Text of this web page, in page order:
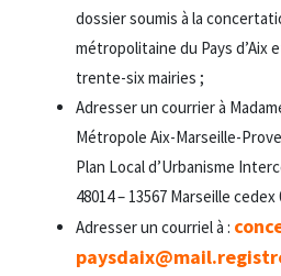
dossier soumis à la
métropolitaine du Pays d’Aix
trente-six mairies ;
Adresser un courrier à
Métropole Aix-Marseille-
Plan Local d’Urbanisme
48014 – 13567 Marseille cedex
Adresser un courriel à :